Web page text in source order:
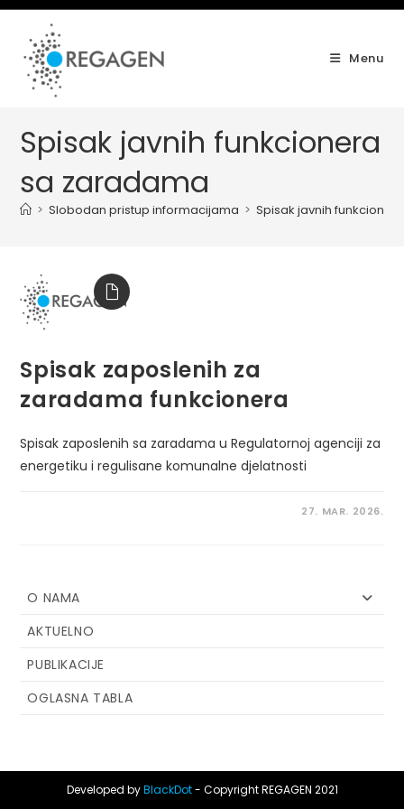
Skip
content
Menu
Spisak javnih funkcionera
sa zaradama
> Slobodan pristup informacijama > Spisak javnih
Spisak zaposlenih za
zaradama funkcionera
Spisak zaposlenih sa zaradama u Regulatornoj agenciji za
energetiku i regulisane komunalne djelatnosti
27. MAR. 2026.
O NAMA
AKTUELNO
PUBLIKACIJE
OGLASNA TABLA
Developed byBlackDot- Copyright REGAGEN 2021